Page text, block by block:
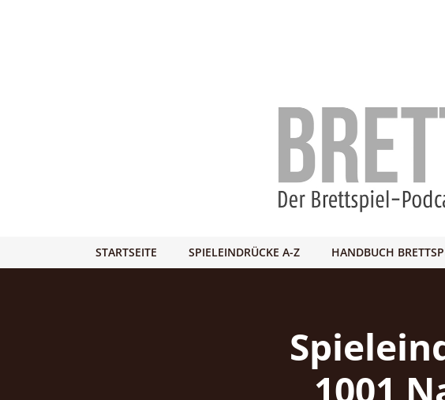
STARTSEITE SPIELEINDRÜCKE A-Z HANDBUCH
1001